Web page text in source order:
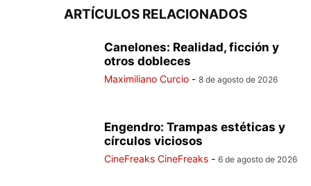
ARTÍCULOS RELACIONADOS
Canelones: Realidad, ficción y
otros dobleces
Maximiliano Curcio - 8 de agosto de 2026
Engendro: Trampas estéticas y
círculos viciosos
CineFreaks CineFreaks - 6 de agosto de 2026